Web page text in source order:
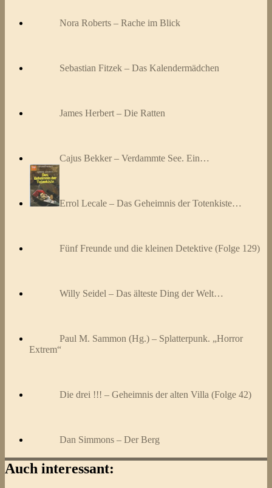
Nora Roberts – Rache im Blick
Sebastian Fitzek – Das Kalendermädchen
James Herbert – Die Ratten
Cajus Bekker – Verdammte See. Ein…
Errol Lecale – Das Geheimnis der Totenkiste…
Fünf Freunde und die kleinen Detektive (Folge 129)
Willy Seidel – Das älteste Ding der Welt…
Paul M. Sammon (Hg.) – Splatterpunk. „Horror
Extrem“
Die drei !!! – Geheimnis der alten Villa (Folge 42)
Dan Simmons – Der Berg
Auch interessant: